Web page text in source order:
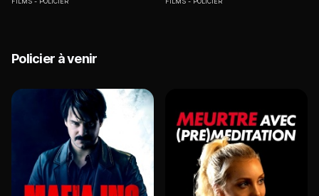
Policier à venir